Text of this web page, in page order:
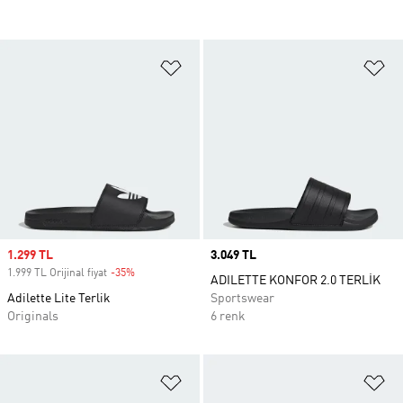
Sale price
1.299 TL
1.999 TL Orijinal fiyat -35%
Adilette Lite Terlik
Originals
Price
3.049 TL
ADILETTE KONFOR 2.0 TERLİK
Sportswear
6 renk